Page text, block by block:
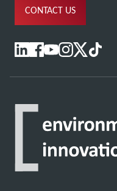
CONTACT US